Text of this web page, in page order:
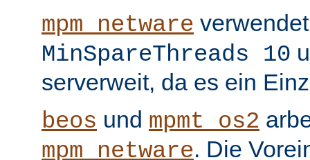
mpm_netware
MinSpareThreads 10
serverweit, da es ein
beos und mpmt_os2
mpm_netware. Die